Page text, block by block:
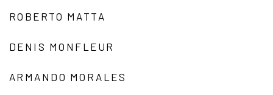
ROBERTO MATTA
DENIS MONFLEUR
ARMANDO MORALES